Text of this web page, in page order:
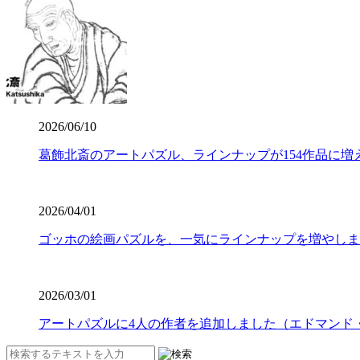
2026/06/10
葛飾北斎のアートパズル、ラインナップが154作品に増
2026/04/01
ゴッホの絵画パズルを、一気にラインナップを増やし
2026/03/01
アートパズルに4人の作者を追加しました（エドマンド